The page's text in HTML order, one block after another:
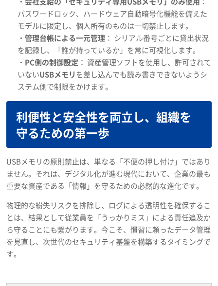
パスワードロック、ハードウェア自動暗号化機能を備えた
モデルに限定し、個人所有のものは一切禁止します。
・ 管理台帳による一元管理 ： シリアル番号ごとに貸出状況
を記録し、「誰が持っているか」を常に可視化します。
・ PC側の制御設定 ： 資産管理ソフトを使用し、許可されて
いないUSBメモリを差し込んでも読み書きできないようシ
ステム側で制限をかけます。
利便性と安全性を両立し、組織を
守るための第一歩
USBメモリの原則禁止は、単なる「不便の押し付け」ではあり
ません。それは、デジタル化が進む現代において、企業の最も
重要な資産である「情報」を守るための必然的な進化です。
物理的な紛失リスクを排除し、ログによる透明性を確保するこ
とは、結果として従業員を「うっかりミス」による責任追及か
ら守ることにも繋がります。今こそ、慣習に頼ったデータ管理
を見直し、次世代のセキュリティ基盤を構築するタイミングで
す。